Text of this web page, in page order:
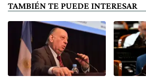
TAMBIÉN TE PUEDE INTERESAR